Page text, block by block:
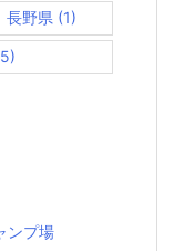
長野県 (1)
ンプ場